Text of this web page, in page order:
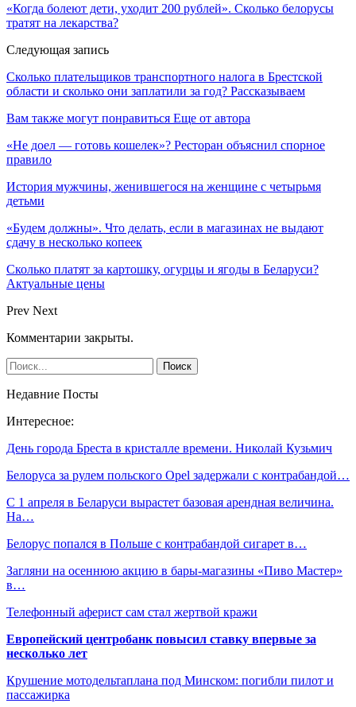
«Когда болеют дети, уходит 200 рублей». Сколько белорусы
тратят на лекарства?
Следующая запись
Сколько плательщиков транспортного налога в Брестской
области и сколько они заплатили за год? Рассказываем
Вам также могут понравиться Еще от автора
«Не доел — готовь кошелек»? Ресторан объяснил спорное
правило
История мужчины, женившегося на женщине с четырьмя
детьми
«Будем должны». Что делать, если в магазинах не выдают
сдачу в несколько копеек
Сколько платят за картошку, огурцы и ягоды в Беларуси?
Актуальные цены
Prev Next
Комментарии закрыты.
Недавние Посты
Интересное:
День города Бреста в кристалле времени. Николай Кузьмич
Белоруса за рулем польского Opel задержали с контрабандой…
С 1 апреля в Беларуси вырастет базовая арендная величина.
На…
Белорус попался в Польше с контрабандой сигарет в…
Загляни на осеннюю акцию в бары-магазины «Пиво Мастер»
в…
Телефонный аферист сам стал жертвой кражи
Европейский центробанк повысил ставку впервые за
несколько лет
Крушение мотодельтаплана под Минском: погибли пилот и
пассажирка